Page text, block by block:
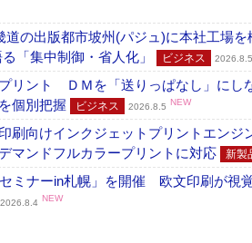
道の出版都市坡州(パジュ)に本社工
「集中制御・省人化」
ビジネス 2026.8.5
プリント ＤＭを「送りっぱなし」に
個別把握
ビジネス 2026.8.5 NEW
向けインクジェットプリントエン
マンドフルカラープリントに対応
新製
ミナーin札幌」を開催 欧文印刷が視
2026.8.4 NEW